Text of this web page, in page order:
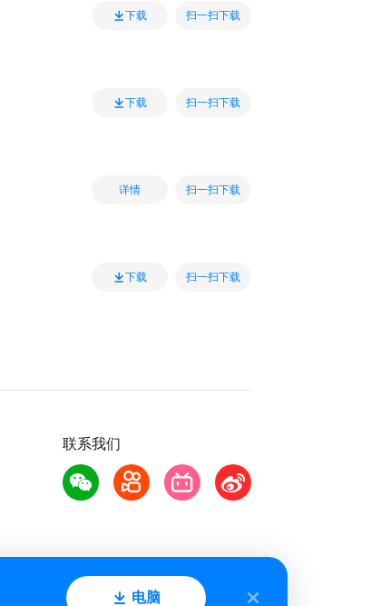
下载 扫一扫下载
下载 扫一扫下载
详情 扫一扫下载
下载 扫一扫下载
联系我们
电脑